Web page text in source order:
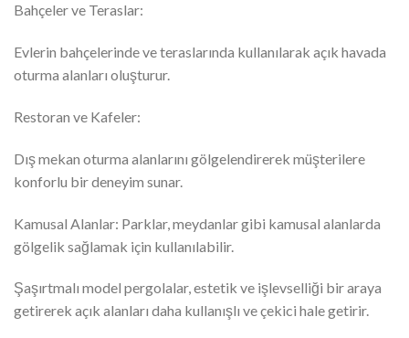
Bahçeler ve Teraslar:
Evlerin bahçelerinde ve teraslarında kullanılarak açık havada
oturma alanları oluşturur.
Restoran ve Kafeler:
Dış mekan oturma alanlarını gölgelendirerek müşterilere
konforlu bir deneyim sunar.
Kamusal Alanlar: Parklar, meydanlar gibi kamusal alanlarda
gölgelik sağlamak için kullanılabilir.
Şaşırtmalı model pergolalar, estetik ve işlevselliği bir araya
getirerek açık alanları daha kullanışlı ve çekici hale getirir.